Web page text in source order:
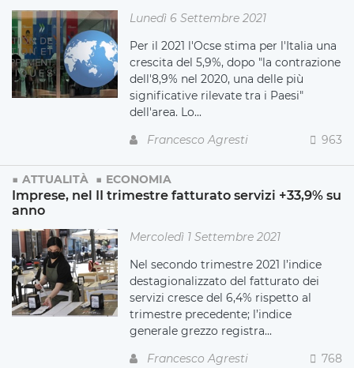
Lunedì 6 Settembre 2021
Per il 2021 l'Ocse stima per l'Italia una
crescita del 5,9%, dopo "la contrazione
dell'8,9% nel 2020, una delle più
significative rilevate tra i Paesi"
dell'area. Lo...
Francesco Agresti
963
ATTUALITÀ ECONOMIA
Imprese, nel II trimestre fatturato servizi +33,9% su
anno
Mercoledì 1 Settembre 2021
Nel secondo trimestre 2021 l’indice
destagionalizzato del fatturato dei
servizi cresce del 6,4% rispetto al
trimestre precedente; l’indice
generale grezzo registra...
Francesco Agresti
768